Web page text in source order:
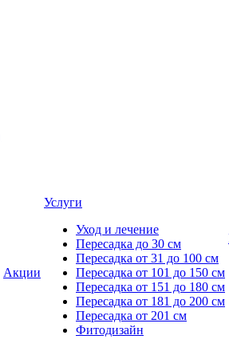
Акции
Услуги
Уход и лечение
Пересадка до 30 см
Пересадка от 31 до 100 см
Пересадка от 101 до 150 см
Пересадка от 151 до 180 см
Пересадка от 181 до 200 см
Пересадка от 201 см
Фитодизайн